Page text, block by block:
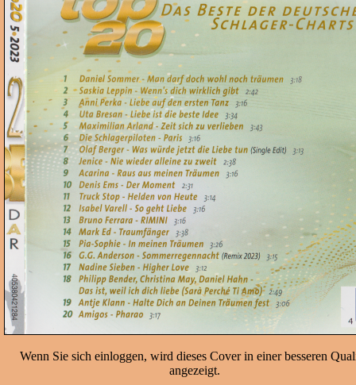
Wenn Sie sich einloggen, wird dieses Cover in einer besseren
angezeigt.